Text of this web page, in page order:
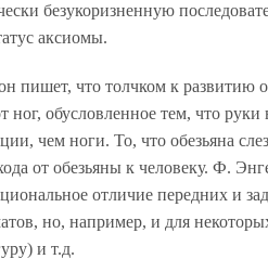
безукоризненную
аксиомы.
пишет, что толчком к развитию
ног, обусловленное тем, что
чем ноги. То, что обезьяна
от обезьяны к человеку. Ф.
отличие передних и
но, например, и для
и т.д.